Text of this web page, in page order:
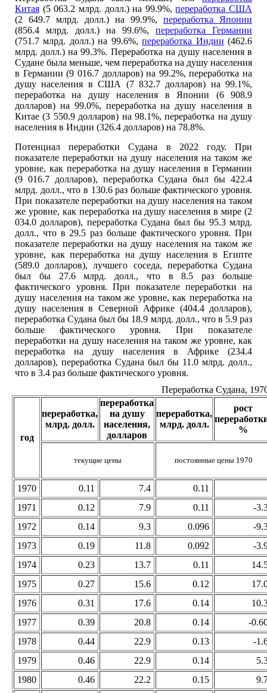
Китая (5 063.2 млрд. долл.) на 99.9%,переработка США
(2 649.7 млрд. долл.) на 99.9%, переработка Японии
(856.4 млрд. долл.) на 99.6%, переработка Германии
(751.7 млрд. долл.) на 99.6%,переработка Индии (462.6
млрд. долл.) на 99.3%. Переработка на душу населения в
Судане была меньше, чем переработка на душу населения
в Германии (9 016.7 долларов) на 99.2%, переработка на
душу населения в США (7 832.7 долларов) на 99.1%,
переработка на душу населения в Японии (6 908.9
долларов) на 99.0%, переработка на душу населения в
Китае (3 550.9 долларов) на 98.1%, переработка на душу
населения в Индии (326.4 долларов) на 78.8%.
Потенциал переработки Судана в 2022 году. При
показателе переработки на душу населения на таком же
уровне, как переработка на душу населения в Германии
(9 016.7 долларов), переработка Судана был бы 422.4
млрд. долл., что в 130.6 раз больше фактического уровня.
При показателе переработки на душу населения на таком
же уровне, как переработка на душу населения в мире (2
034.0 долларов), переработка Судана был бы 95.3 млрд.
долл., что в 29.5 раз больше фактического уровня. При
показателе переработки на душу населения на таком же
уровне, как переработка на душу населения в Египте
(589.0 долларов), лучшего соседа, переработка Судана
был бы 27.6 млрд. долл., что в 8.5 раз больше
фактического уровня. При показателе переработки на
душу населения на таком же уровне, как переработка на
душу населения в Северной Африке (404.4 долларов),
переработка Судана был бы 18.9 млрд. долл., что в 5.9 раз
больше фактического уровня. При показателе
переработки на душу населения на таком же уровне, как
переработка на душу населения в Африке (234.4
долларов), переработка Судана был бы 11.0 млрд. долл.,
что в 3.4 раз больше фактического уровня.
Переработка Судана,
год
переработка,
млрд. долл.
переработка
на душу
населения,
долларов
переработка,
млрд. долл.
рост
%
текущие цены постоянные цены 1970
1970 0.11 7.4
0.11
1971
0.12 7.9 0.11
-
1972
0.14 9.3 0.096
-
1973
0.19 11.8 0.092
-
1974
0.23 13.7 0.11
1975
0.27 15.6 0.12
1976
0.31 17.6 0.14
1977
0.39 20.8 0.14
-
1978
0.44 22.9 0.13
-
1979
0.46 22.9 0.14
1980
0.46 22.2 0.15